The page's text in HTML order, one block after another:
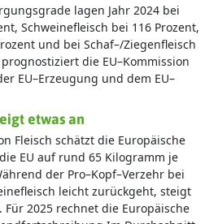
etwas an
Fleisch schätzt die Europäische
EU auf rund 65 Kilogramm je
der Pro–Kopf–Verzehr bei
leicht zurückgeht, steigt
2025 rechnet die Europäische
Im Durchschnitt
Pro–Kopf–Verzehr von Fleisch